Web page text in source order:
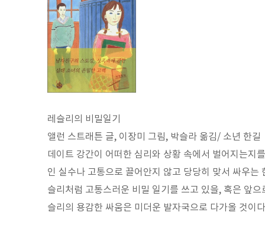
레슬리의 비밀일기
앨런 스트래튼 글, 이장미 그림, 박슬라 옮김/ 소년 한길
데이트 강간이 어떠한 심리와 상황 속에서 벌어지는지
인 실수나 고통으로 끌어안지 않고 당당히 맞서 싸우
슬리처럼 고통스러운 비밀 일기를 쓰고 있을, 혹은 앞
슬리의 용감한 싸움은 미더운 발자국으로 다가올 것이